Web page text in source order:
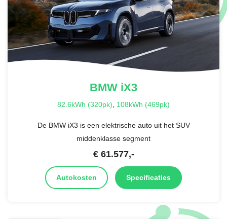
BMW iX3
82.6kWh (320pk) 108kWh (469pk)
De BMW iX3 is een elektrische auto uit het SUV
middenklasse segment
€ 61.577,-
Autokosten Specificaties